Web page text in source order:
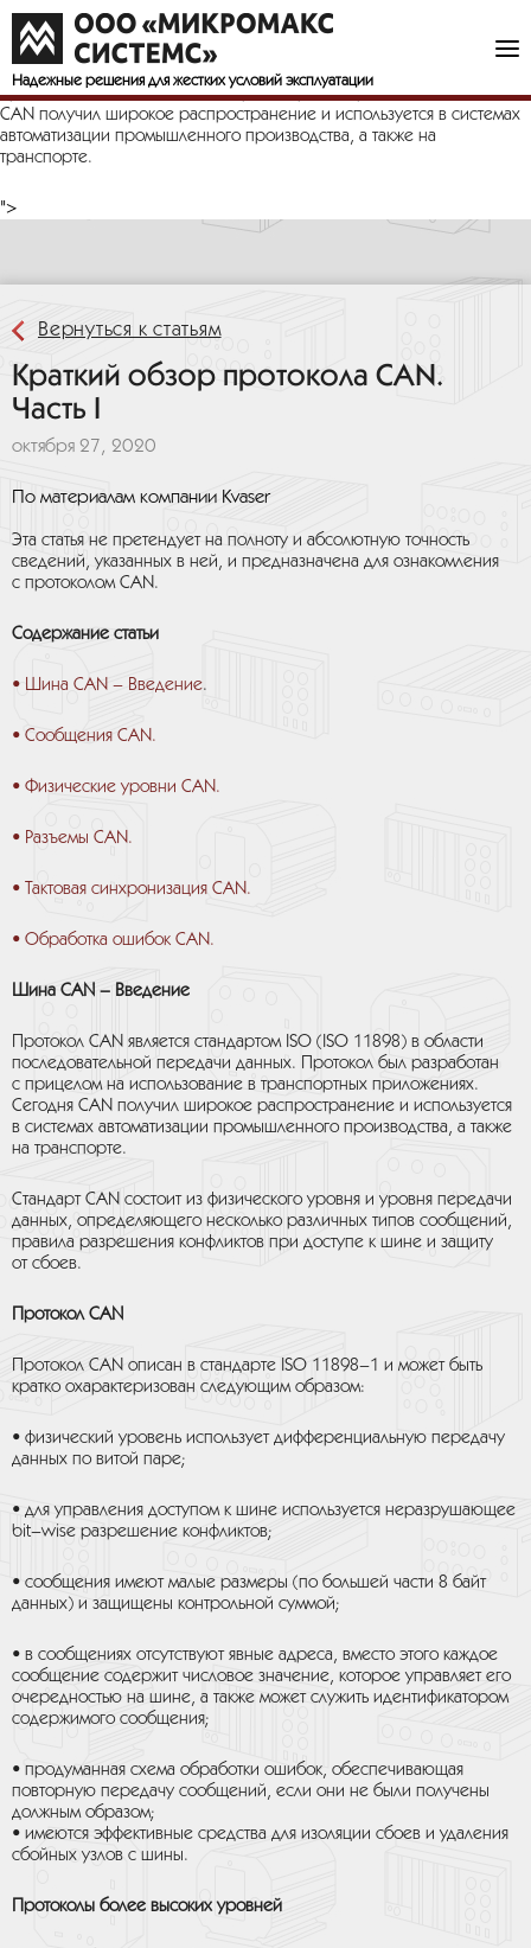
Краткий обзор протокола CAN
Протокол CAN является стандартом ISO (ISO 11898) в области
последовательной передачи данных. Протокол был разработан с
прицелом на использование в транспортных приложениях. Сегодня
CAN получил широкое распространение и используется в системах
автоматизации промышленного производства, а также на
транспорте.
">
Надежные решения для жестких условий эксплуатации
Вернуться к статьям
Краткий обзор протокола CAN.
Часть I
октября 27, 2020
По материалам компании Kvaser
Эта статья не претендует на полноту и абсолютную точность
сведений, указанных в ней, и предназначена для ознакомления
с протоколом CAN.
Содержание статьи
• Шина CAN – Введение.
• Сообщения CAN.
• Физические уровни CAN.
• Разъемы CAN.
• Тактовая синхронизация CAN.
• Обработка ошибок CAN.
Шина CAN – Введение
Протокол CAN является стандартом ISO (ISO 11898) в области
последовательной передачи данных. Протокол был разработан
с прицелом на использование в транспортных приложениях.
Сегодня CAN получил широкое распространение и используется
в системах автоматизации промышленного производства, а также
на транспорте.
Стандарт CAN состоит из физического уровня и уровня передачи
данных, определяющего несколько различных типов сообщений,
правила разрешения конфликтов при доступе к шине и защиту
от сбоев.
Протокол CAN
Протокол CAN описан в стандарте ISO 11898–1 и может быть
кратко охарактеризован следующим образом:
• физический уровень использует дифференциальную передачу
данных по витой паре;
• для управления доступом к шине используется неразрушающее
bit–wise разрешение конфликтов;
• сообщения имеют малые размеры (по большей части 8 байт
данных) и защищены контрольной суммой;
• в сообщениях отсутствуют явные адреса, вместо этого каждое
сообщение содержит числовое значение, которое управляет его
очередностью на шине, а также может служить идентификатором
содержимого сообщения;
• продуманная схема обработки ошибок, обеспечивающая
повторную передачу сообщений, если они не были получены
должным образом;
• имеются эффективные средства для изоляции сбоев и удаления
сбойных узлов с шины.
Протоколы более высоких уровней